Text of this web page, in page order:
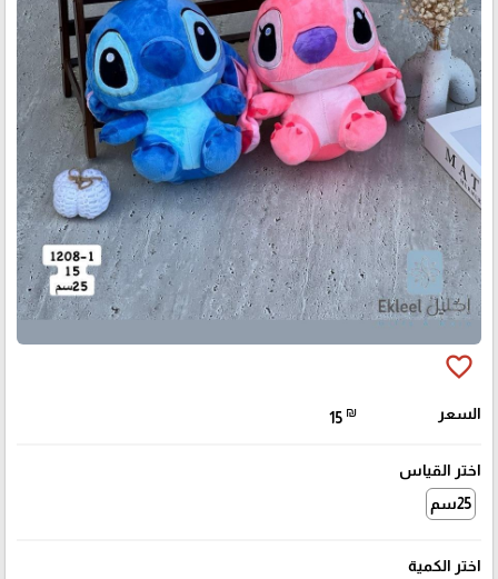
favorite_border
السعر 15 ₪
اختر القياس
25سم
اختر الكمية